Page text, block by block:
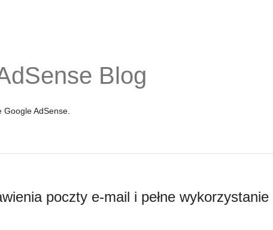
Blog
AdSense.
poczty e-mail i pełne wykorzystanie